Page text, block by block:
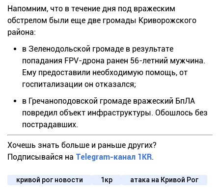
Напомним, что в течение дня под вражеским
обстрелом были еще две громады Криворожского
района:
в Зеленодольской громаде в результате
попадания FPV-дрона ранен 56-летний мужчина.
Ему предоставили необходимую помощь, от
госпитализации он отказался;
в Гречаноподовской громаде вражеский БпЛА
повредил объект инфраструктуры. Обошлось без
пострадавших.
Хочешь знать больше и раньше других?
Подписывайся на Telegram-канал 1KR.
кривой рог новости 1кр атака на Кривой Рог